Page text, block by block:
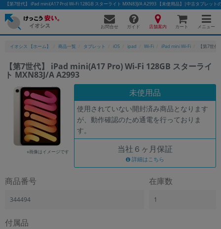
【第7世代】 iPad mini(A17 Pro) Wi-Fi 128GB スターライト MXN83J/A A2993 【未使用品】|中古タブレット
お問合せ ガイド 店舗案内 カート メニュー
イオシス 【ホーム】 商品一覧 タブレット iOS ipad Wi-Fi iPad mini Wi-Fi 【第7世
【第7世代】 iPad mini(A17 Pro) Wi-Fi 128GB スターライ
ト MXN83J/A A2993
※画像はイメージです
未使用品
使用されていない開封済み商品となります
が、動作確認のため通電を行っておりま
す。
当社６ヶ月保証
詳細はこちら
商品番号
344494
在庫数
1
付属品
かんたんパソコン検索に切り替える
フリーワード
除外ワード
人気の検索ワード： Let's note
商品ジャンルの絞り込み
「スマートフォン」「タブレット」など
「iPhone」「Xperia」「Galaxy」など